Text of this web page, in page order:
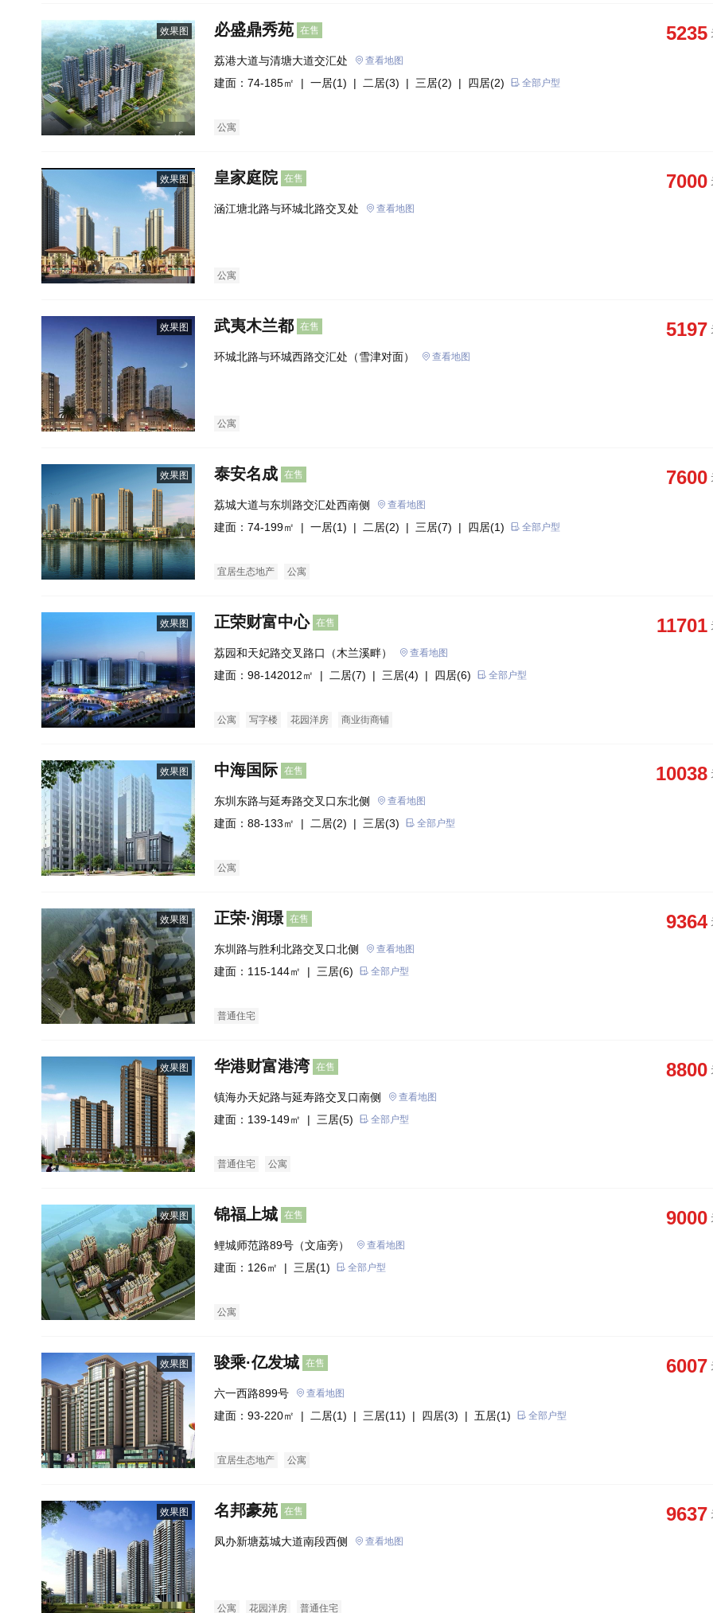
效果图 必盛鼎秀苑 在售 5235
荔港大道与清塘大道交汇处 查看地图
建面：74-185㎡ | 一居(1) | 二居(3) | 三居(2) | 四居(2) 全部户型
公寓
效果图 皇家庭院 在售 7000
涵江塘北路与环城北路交叉处 查看地图
公寓
效果图 武夷木兰都 在售 5197
环城北路与环城西路交汇处（雪津对面） 查看地图
公寓
效果图 泰安名成 在售 7600
荔城大道与东圳路交汇处西南侧 查看地图
建面：74-199㎡ | 一居(1) | 二居(2) | 三居(7) | 四居(1) 全部户型
宜居生态地产 公寓
效果图 正荣财富中心 在售 11701
荔园和天妃路交叉路口（木兰溪畔） 查看地图
建面：98-142012㎡ | 二居(7) | 三居(4) | 四居(6) 全部户型
公寓 写字楼 花园洋房 商业街商铺
效果图 中海国际 在售 10038
东圳东路与延寿路交叉口东北侧 查看地图
建面：88-133㎡ | 二居(2) | 三居(3) 全部户型
公寓
效果图 正荣·润璟 在售 9364
东圳路与胜利北路交叉口北侧 查看地图
建面：115-144㎡ | 三居(6) 全部户型
普通住宅
效果图 华港财富港湾 在售 8800
镇海办天妃路与延寿路交叉口南侧 查看地图
建面：139-149㎡ | 三居(5) 全部户型
普通住宅 公寓
效果图 锦福上城 在售 9000
鲤城师范路89号（文庙旁） 查看地图
建面：126㎡ | 三居(1) 全部户型
公寓
效果图 骏乘·亿发城 在售 6007
六一西路899号 查看地图
建面：93-220㎡ | 二居(1) | 三居(11) | 四居(3) | 五居(1) 全部户型
宜居生态地产 公寓
效果图 名邦豪苑 在售 9637
凤办新塘荔城大道南段西侧 查看地图
公寓 花园洋房 普通住宅